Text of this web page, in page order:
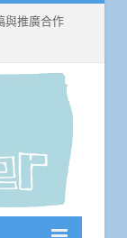
與推廣合作